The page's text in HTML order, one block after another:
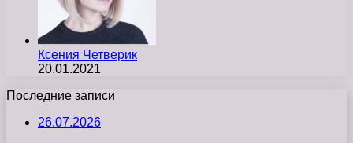
Ксения Четверик
20.01.2021
Последние записи
26.07.2026